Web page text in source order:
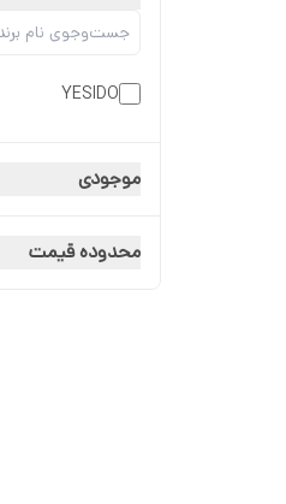
YESIDO
موجودی
محدوده قیمت